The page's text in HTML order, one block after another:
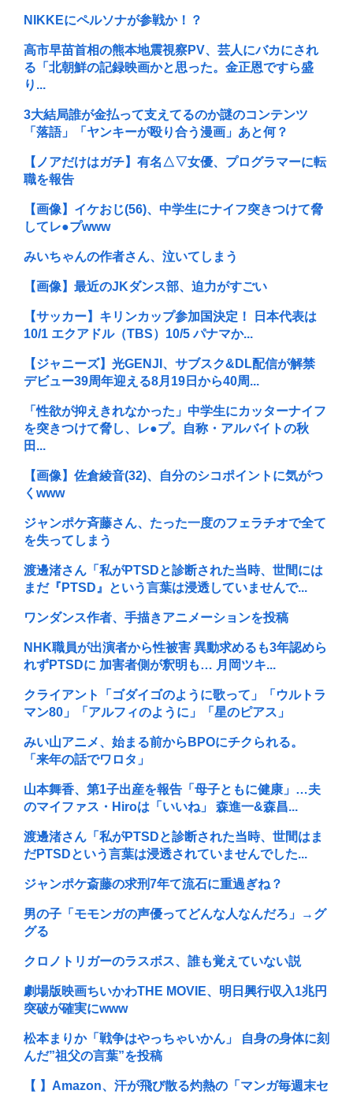
NIKKEにペルソナが参戦か！？
高市早苗首相の熊本地震視察PV、芸人にバカにされ
る「北朝鮮の記録映画かと思った。金正恩ですら盛
り...
3大結局誰が金払って支えてるのか謎のコンテンツ
「落語」「ヤンキーが殴り合う漫画」あと何？
【ノアだけはガチ】有名△▽女優、プログラマーに転
職を報告
【画像】イケおじ(56)、中学生にナイフ突きつけて脅
してレ●プwww
みいちゃんの作者さん、泣いてしまう
【画像】最近のJKダンス部、迫力がすごい
【サッカー】キリンカップ参加国決定！ 日本代表は
10/1 エクアドル（TBS）10/5 パナマか...
【ジャニーズ】光GENJI、サブスク&DL配信が解禁
デビュー39周年迎える8月19日から40周...
「性欲が抑えきれなかった」中学生にカッターナイフ
を突きつけて脅し、レ●プ。自称・アルバイトの秋
田...
【画像】佐倉綾音(32)、自分のシコポイントに気がつ
くwww
ジャンポケ斉藤さん、たった一度のフェラチオで全て
を失ってしまう
渡邊渚さん「私がPTSDと診断された当時、世間には
まだ『PTSD』という言葉は浸透していませんで...
ワンダンス作者、手描きアニメーションを投稿
NHK職員が出演者から性被害 異動求めるも3年認めら
れずPTSDに 加害者側が釈明も… 月岡ツキ...
クライアント「ゴダイゴのように歌って」「ウルトラ
マン80」「アルフィのように」「星のピアス」
みい山アニメ、始まる前からBPOにチクられる。
「来年の話でワロタ」
山本舞香、第1子出産を報告「母子ともに健康」…夫
のマイファス・Hiroは「いいね」 森進一&森昌...
渡邊渚さん「私がPTSDと診断された当時、世間はま
だPTSDという言葉は浸透されていませんでした...
ジャンポケ斎藤の求刑7年て流石に重過ぎね？
男の子「モモンガの声優ってどんな人なんだろ」→グ
グる
クロノトリガーのラスボス、誰も覚えていない説
劇場版映画ちいかわTHE MOVIE、明日興行収入1兆円
突破が確実にwww
松本まりか「戦争はやっちゃいかん」 自身の身体に刻
んだ”祖父の言葉”を投稿
【 】Amazon、汗が飛び散る灼熱の「マンガ毎週末セ